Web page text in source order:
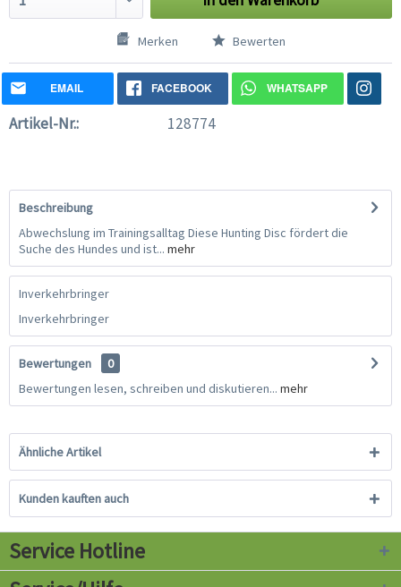
Merken Bewerten
EMAIL FACEBOOK WHATSAPP
Artikel-Nr.: 128774
Beschreibung
Abwechslung im Trainingsalltag Diese Hunting Disc fördert die
Suche des Hundes und ist... mehr
Inverkehrbringer
Inverkehrbringer
Bewertungen
0
Bewertungen lesen, schreiben und diskutieren... mehr
Ähnliche Artikel
Kunden kauften auch
Service Hotline